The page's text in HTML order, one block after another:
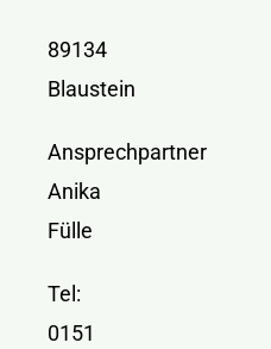
89134
Blaustein
Ansprechpartner
Anika
Fülle
Tel:
0151